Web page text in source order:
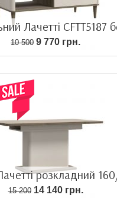
Лачетті CFTT5187
10 500 9 770 грн.
розкладний
15 20014 140 грн.